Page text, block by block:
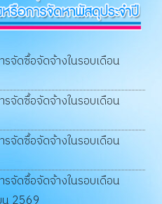
จัดซื้อจัดจ้างในรอบเดือน
จัดซื้อจัดจ้างในรอบเดือน
รจัดซื้อจัดจ้างในรอบเดือน
จัดซื้อจัดจ้างในรอบเดือน